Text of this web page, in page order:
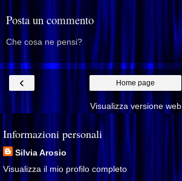
Posta un commento
Che cosa ne pensi?
‹ Home page
Visualizza versione web
Informazioni personali
Silvia Arosio
Visualizza il mio profilo completo